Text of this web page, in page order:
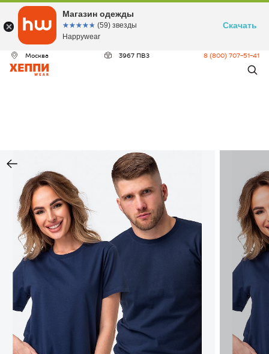
Москва 3967 ПВЗ 8 (800) 707-51-41
Магазин одежды
☆☆☆☆☆
★★★★★ (59) звезды
Happywear
Скачать